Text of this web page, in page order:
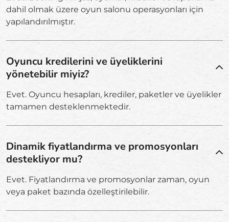
dahil olmak üzere oyun salonu operasyonları için
yapılandırılmıştır.
Oyuncu kredilerini ve üyeliklerini
yönetebilir miyiz?
Evet. Oyuncu hesapları, krediler, paketler ve üyelikler
tamamen desteklenmektedir.
Dinamik fiyatlandırma ve promosyonları
destekliyor mu?
Evet. Fiyatlandırma ve promosyonlar zaman, oyun
veya paket bazında özelleştirilebilir.